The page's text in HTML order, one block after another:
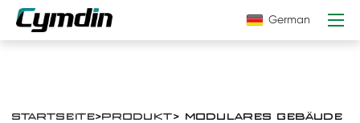
German
STARTSEITE>PRODUKT> MODULARES GEBÄUDE